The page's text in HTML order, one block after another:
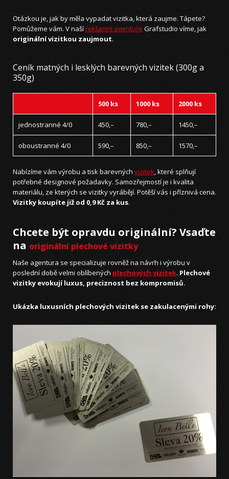
Otázkou je, jak by měla vypadat vizitka, která zaujme. Tápete?
Pomůžeme vám. V našíreklamní agentuře Grafstudio víme, jak
originální vizitkou zaujmout.
Ceník matných i lesklých barevných vizitek (300g a
350g)
500 ks 1000 ks 2000 ks
jednostranné 4/0 450,– 780,– 1450,–
oboustranné 4/0 590,– 850,– 1570,–
Nabízíme vám výrobu a tisk barevných vizitek , které splňují
potřebné designové požadavky. Samozřejmostí je i kvalita
materiálu, ze kterých se vizitky vyrábějí. Potěší vás i příznivá cena.
Vizitky koupíte již od 0,9 Kč za kus.
Chcete být opravdu originální? Vsaďte
na originální plechové vizitky
Naše agentura se specializuje rovněž na návrh i výrobu v
poslední době velmi oblíbených plechových vizitek. Plechové
vizitky evokují luxus, preciznost bez kompromisů.
Ukázka luxusních plechových vizitek se zakulacenými rohy: